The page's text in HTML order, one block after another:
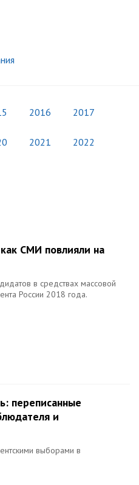
2016 2017
2021 2022
СМИ повлияли на
в средствах массовой
России 2018 года.
переписанные
и
выборами в